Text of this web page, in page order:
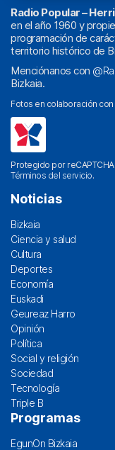
Radio Popular –
en el año 1960 y
programación de
territorio histórico de
Menciónanos con
Bizkaia.
Fotos en colaboración con
Protegido por
Términos del servicio.
Noticias
Bizkaia
Ciencia y salud
Cultura
Deportes
Economía
Euskadi
Geureaz Harro
Opinión
Política
Social y religión
Sociedad
Tecnología
Triple B
Programas
EgunOn Bizkaia